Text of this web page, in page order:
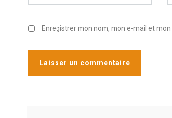
Enregistrer mon nom, mon e-mail et